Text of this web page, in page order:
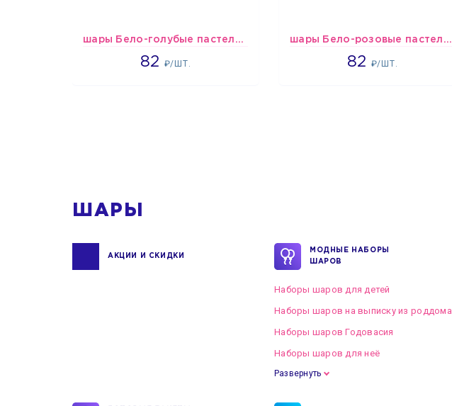
шары Бело-голубые пастельные
82 ₽/ШТ.
1637 шары Бело-розовые пастельные
82 ₽/ШТ.
1637
ШАРЫ
АКЦИИ И СКИДКИ
МОДНЫЕ НАБОРЫ
ШАРОВ
Наборы шаров для детей
Наборы шаров на выписку из роддома
Наборы шаров Годовасия
Наборы шаров для неё
Развернуть